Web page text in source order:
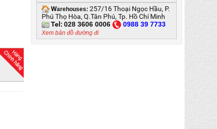
Warehouses: 257/16 Thoại Ngọc Hầu, P.
Phú Thọ Hòa, Q.Tân Phú, Tp. Hồ Chí Minh
Tel:028 3606 0006 0988 39 7733
Xem bản đồ đường đi